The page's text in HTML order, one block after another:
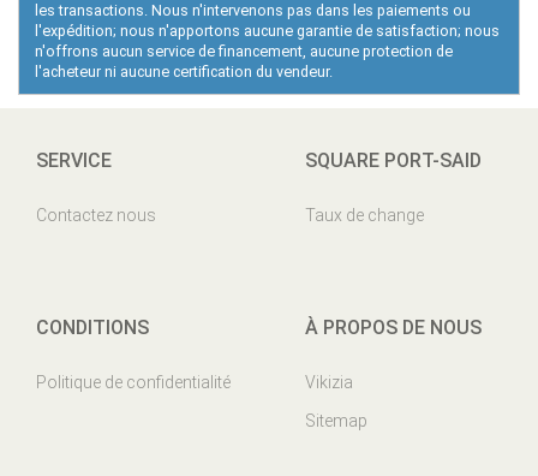
les transactions. Nous n'intervenons pas dans les paiements ou
l'expédition; nous n'apportons aucune garantie de satisfaction; nous
n'offrons aucun service de financement, aucune protection de
l'acheteur ni aucune certification du vendeur.
SERVICE
Contactez nous
SQUARE PORT-SAID
Taux de change
CONDITIONS
Politique de confidentialité
À PROPOS DE NOUS
Vikizia
Sitemap